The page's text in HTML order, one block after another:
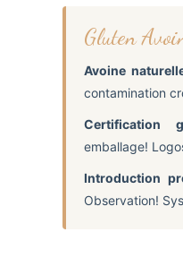
Gluten
Avoine
contamination
Certification
emballage!
Introduction
Observation!